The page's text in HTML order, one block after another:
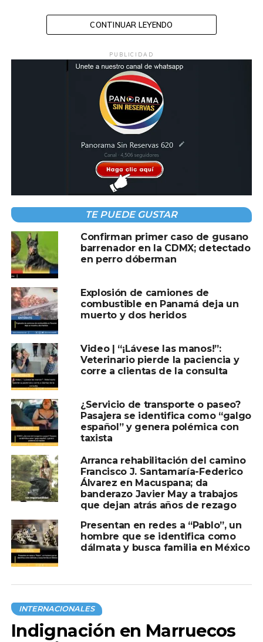
Compartir en:
TEMAS RELACIONADOS:
A CONTINUACIÓN
EU acusa a dos ciudadanos chinos de l*var
dinero para el C@rt3l de S1nal*a y CJNG
OMS eleva a “muy alto” el riesgo por brote
de ébola en República Democrática del
Congo
CONTINUAR LEYENDO
PUBLICIDAD
TE PUEDE GUSTAR
Confirman primer caso de gusano
barrenador en la CDMX; detectado
en perro dóberman
Explosión de camiones de
combustible en Panamá deja un
muerto y dos heridos
Video | “¡Lávese las manos!”:
Veterinario pierde la paciencia y
corre a clientas de la consulta
¿Servicio de transporte o paseo?
Pasajera se identifica como “galgo
español” y genera polémica con
taxista
Arranca rehabilitación del camino
Francisco J. Santamaría-Federico
Álvarez en Macuspana; da
banderazo Javier May a trabajos
que dejan atrás años de rezago
Presentan en redes a “Pablo”, un
hombre que se identifica como
dálmata y busca familia en México
INTERNACIONALES
Indignación en Marruecos